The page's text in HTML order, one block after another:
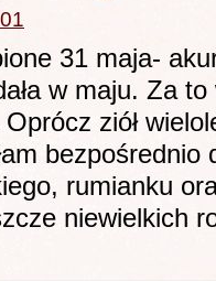
31 maja-
w maju. Za
ziół
rumianku
niewielkich